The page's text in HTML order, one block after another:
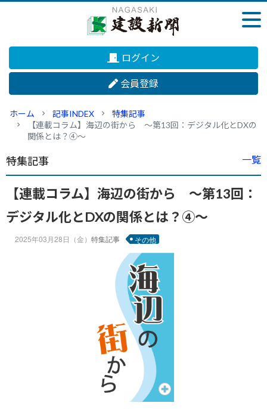
ログイン
会員登録
ホーム 記事INDEX
特集記事
【連載コラム】海辺の街から ～第13回：デジタル化とDXの
関係とは？④～
特集記事 一覧
【連載コラム】海辺の街から ～第13回：
デジタル化とDXの関係とは？④～
2025年03月28日（金） 特集記事 その他